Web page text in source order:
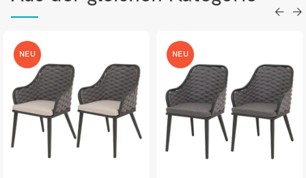
NEU NEU